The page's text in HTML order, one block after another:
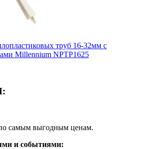
труб 16-32мм с
Millennium NPTP1625
самым выгодным ценам.
и событиями: